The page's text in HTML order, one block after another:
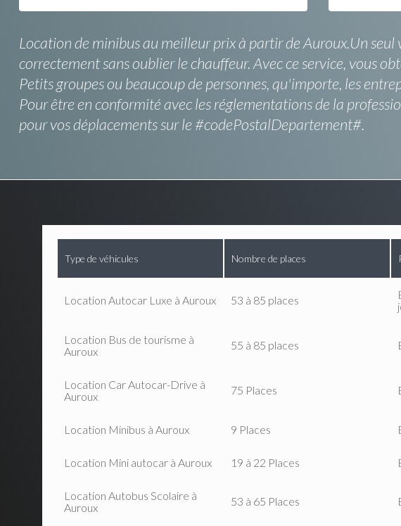
Location de minibus au meilleur prix à partir de Auroux.Un
correctement sans oublier le chauffeur. Avec ce service, vous
Petits groupes ou beaucoup de personnes, qu'importe, les
Pour être en conformité avec les réglementations de la
pour vos déplacements sur le #codePostalDepartement#.
Type de véhicules Nombre de places
Location Autocar Luxe à Auroux 53 à 85 places
Location Bus de tourisme à
Auroux
55 à 85 places
Location Car Autocar-Drive à
Auroux
75 Places
Location Minibus à Auroux 9 Places
Location Mini autocar à Auroux 19 à 22 Places
Location Autobus Scolaire à
Auroux
53 à 65 Places